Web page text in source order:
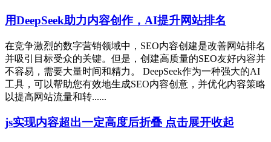
用DeepSeek助力内容创作，AI提升网站排名
在竞争激烈的数字营销领域中，SEO内容创建是改善网站排名
并吸引目标受众的关键。但是，创建高质量的SEO友好内容并
不容易，需要大量时间和精力。 DeepSeek作为一种强大的AI
工具，可以帮助您有效地生成SEO内容创意，并优化内容策略
以提高网站流量和转......
js实现内容超出一定高度后折叠 点击展开收起